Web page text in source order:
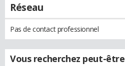
Réseau
Pas de contact professionnel
Vous recherchez peut-être